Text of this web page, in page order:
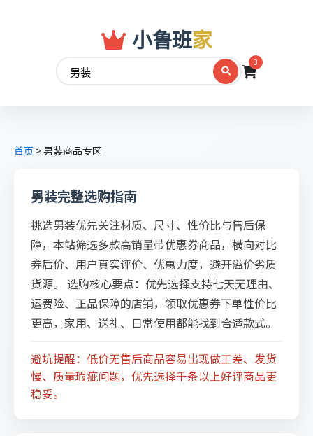
小鲁班家
3
首页 >男装商品专区
男装完整选购指南
挑选男装优先关注材质、尺寸、性价比与售后保
障，本站筛选多款高销量带优惠券商品，横向对比
券后价、用户真实评价、优惠力度，避开溢价劣质
货源。 选购核心要点：优先选择支持七天无理由、
运费险、正品保障的店铺，领取优惠券下单性价比
更高，家用、送礼、日常使用都能找到合适款式。
避坑提醒：低价无售后商品容易出现做工差、发货
慢、质量瑕疵问题，优先选择千条以上好评商品更
稳妥。